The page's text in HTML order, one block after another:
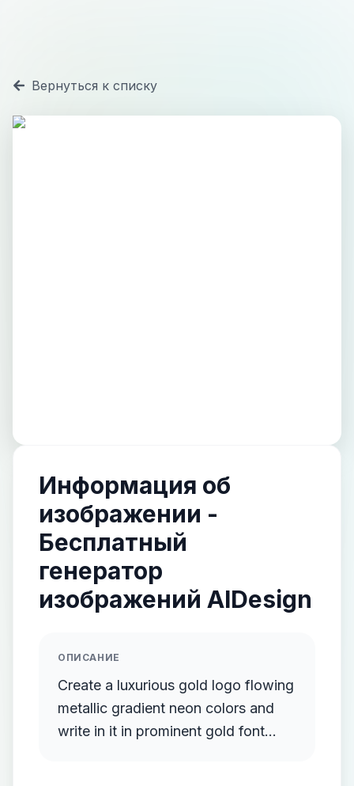
Вернуться к списку
Информация об
изображении -
Бесплатный
генератор
изображений AIDesign
ОПИСАНИЕ
Create a luxurious gold logo flowing
metallic gradient neon colors and
write in it in prominent gold font